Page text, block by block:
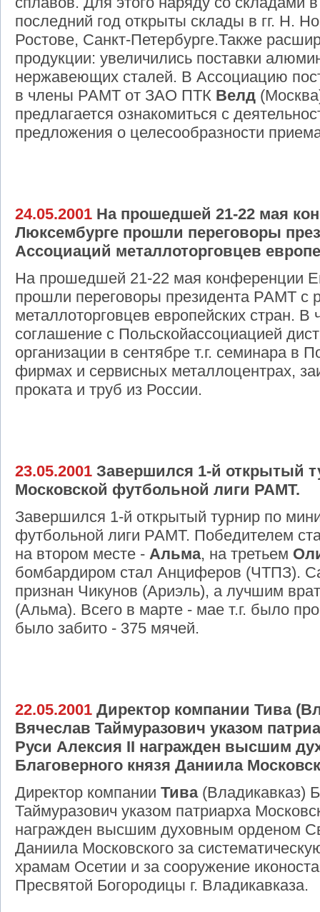
последний год открыты склады в гг. Н.
Ростове, Санкт-Петербурге.Также
продукции: увеличились поставки
нержавеющих сталей. В Ассоциацию
в члены РАМТ от ЗАО ПТК Велд
предлагается ознакомиться с
предложения о целесообразности
24.05.2001 На прошедшей 21-22 мая
Люксембурге прошли переговоры
Ассоциаций металлоторговцев
На прошедшей 21-22 мая конференции
прошли переговоры президента РАМТ с
металлоторговцев европейских стран. В
соглашение с Польскойассоциацией
организации в сентябре т.г. семинара в
фирмах и сервисных металлоцентрах,
проката и труб из России.
23.05.2001 Завершился 1-й открытый
Московской футбольной лиги РАМТ.
Завершился 1-й открытый турнир по
футбольной лиги РАМТ. Победителем
на втором месте - Альма, на третьем
бомбардиром стал Анциферов (ЧТПЗ).
признан Чикунов (Ариэль), а лучшим
(Альма). Всего в марте - мае т.г. было
было забито - 375 мячей.
22.05.2001 Директор компании Тива
Вячеслав Таймуразович указом
Руси Алексия II награжден высшим
Благоверного князя Даниила
Директор компании Тива(Владикавказ)
Таймуразович указом патриарха
награжден высшим духовным орденом
Даниила Московского за
храмам Осетии и за сооружение
Пресвятой Богородицы г. Владикавказа.